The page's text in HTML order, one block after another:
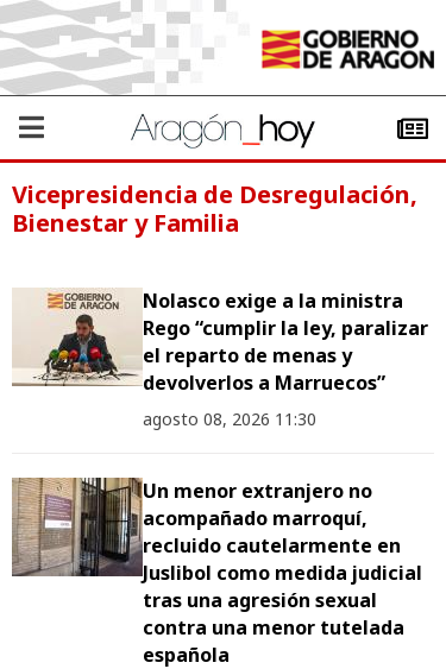
Vicepresidencia de Desregulación,
Bienestar y Familia
Nolasco exige a la ministra
Rego “cumplir la ley, paralizar
el reparto de menas y
devolverlos a Marruecos”
agosto 08, 2026 11:30
Un menor extranjero no
acompañado marroquí,
recluido cautelarmente en
Juslibol como medida judicial
tras una agresión sexual
contra una menor tutelada
española